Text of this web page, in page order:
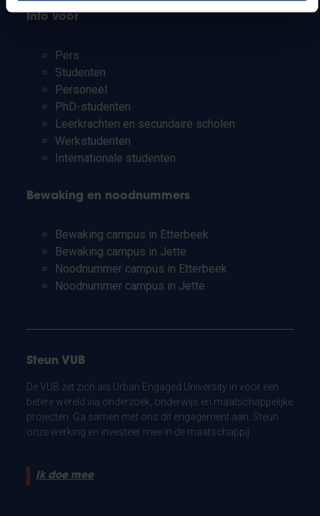
Info voor
Pers
Studenten
Personeel
PhD-studenten
Leerkrachten en secundaire scholen
Werkstudenten
Internationale studenten
Bewaking en noodnummers
Bewaking campus in Etterbeek
Bewaking campus in Jette
Noodnummer campus in Etterbeek
Noodnummer campus in Jette
Steun VUB
De VUB zet zich als Urban Engaged University in voor een
betere wereld via onderzoek, onderwijs en maatschappelijke
projecten. Ga samen met ons dit engagement aan. Steun
onze werking en investeer mee in de maatschappij.
Ik doe mee